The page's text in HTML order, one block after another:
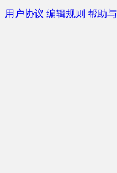
用户协议 编辑规则 帮助